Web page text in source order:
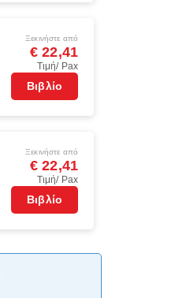
Ξεκινήστε από
€ 22,41
Τιμή/ Pax
Βιβλίο
Ξεκινήστε από
€ 22,41
Τιμή/ Pax
Βιβλίο